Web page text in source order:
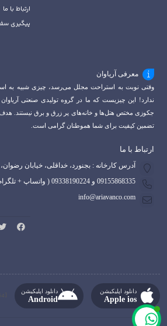
ارتباط با ما
پیگیری
معرفی آریاوان
وقتی نوبت به استراحت مجلل می‌رسد، چیزی شبیه به
ندارد! این چیزیست که ما در گروه تولیدی صنعتی
جکوزی مختص هتل‌ها و خانه‌های پر زرق و برق نیستند. هدف
تضمین کیفیت برای شما هموطنان گرامی است.
ارتباط با ما
آدرس کارخانه : بجنورد، خداقلی، خیابان
09155868335 و 09338190224 ( واتساپ + تلگرام + روبیکا )
info@ariavanco.com
دانلود اپلیکیشن
Apple ios
دانلود اپلیکیشن
Android